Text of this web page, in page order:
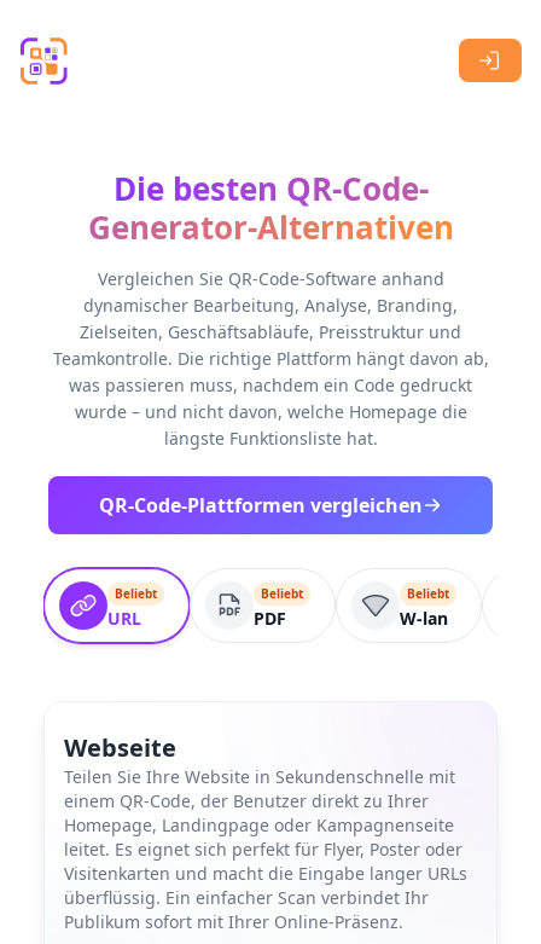
Die besten QR-Code-
Generator-Alternativen
Vergleichen Sie QR-Code-Software anhand
dynamischer Bearbeitung, Analyse, Branding,
Zielseiten, Geschäftsabläufe, Preisstruktur und
Teamkontrolle. Die richtige Plattform hängt davon ab,
was passieren muss, nachdem ein Code gedruckt
wurde – und nicht davon, welche Homepage die
längste Funktionsliste hat.
QR-Code-Plattformen vergleichen
Beliebt
URL
Beliebt
PDF
Beliebt
W-lan
Webseite
Teilen Sie Ihre Website in Sekundenschnelle mit
einem QR-Code, der Benutzer direkt zu Ihrer
Homepage, Landingpage oder Kampagnenseite
leitet. Es eignet sich perfekt für Flyer, Poster oder
Visitenkarten und macht die Eingabe langer URLs
überflüssig. Ein einfacher Scan verbindet Ihr
Publikum sofort mit Ihrer Online-Präsenz.